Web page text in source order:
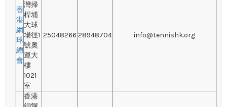
香
港
網
球
總
會
灣掃
桿埔
大球
場徑1
號奧
運大
樓
1021
室
25048266 28948704 info@tennishk.org
香港